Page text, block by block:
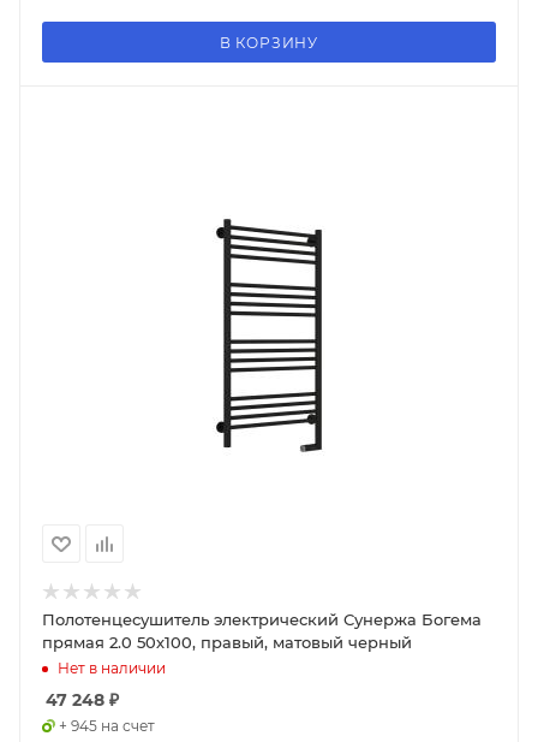
В КОРЗИНУ
Полотенцесушитель электрический Сунержа Богема
прямая 2.0 50х100, правый, матовый черный
Нет в наличии
47 248 ₽
+ 945 на счет